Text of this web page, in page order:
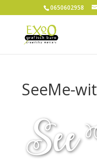
0650602958
SeeMe-wit